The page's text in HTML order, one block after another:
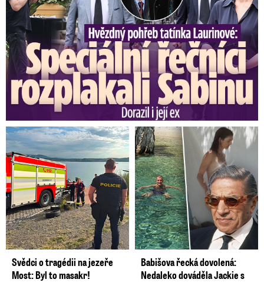
Svědci o tragédii na jezeře
Most: Byl to masakr!
Babišova řecká dovolená:
Nedaleko dováděla Jackie s